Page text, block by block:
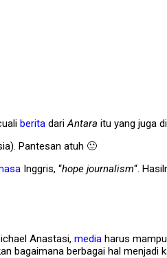
berita dari Antara itu yang juga
Pantesan atuh 🙂
Inggris, “hope journalism“.
Anastasi, media harus
bagaimana berbagai hal menjadi